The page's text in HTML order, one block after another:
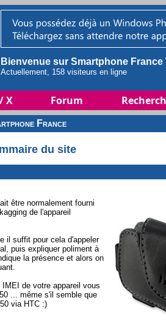
Bienvenue sur Smartphone
Actuellement, 158 visiteurs en ligne
X Forum
France
du site
être normalement fourni
de l'appareil
il suffit pour cela d'appeler
puis expliquer poliment à
la présence et alors on
de votre appareil vous
... même s'il semble que
via HTC :)